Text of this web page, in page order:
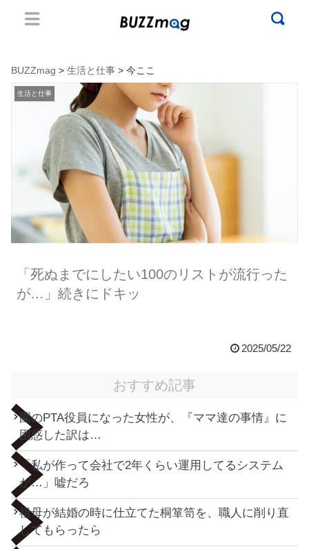
BUZZmag > 生活と仕事 > 今ここ
生活と仕事
「死ぬまでにしたい100のリストが流行った
が…」続きにドキッ
2025/05/22
おすすめ記事
園のPTA役員になった女性が、『ママ達の事情』に
困惑した訳は…
「私が作って会社で2年くらい運用してるシステム
が…」嘘だろ
祖母が結婚の時に仕立てた桐箪笥を、職人に削り直
してもらったら